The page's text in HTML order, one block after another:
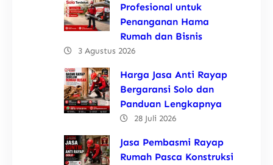
Profesional untuk
Penanganan Hama
Rumah dan Bisnis
3 Agustus 2026
Harga Jasa Anti Rayap
Bergaransi Solo dan
Panduan Lengkapnya
28 Juli 2026
Jasa Pembasmi Rayap
Rumah Pasca Konstruksi